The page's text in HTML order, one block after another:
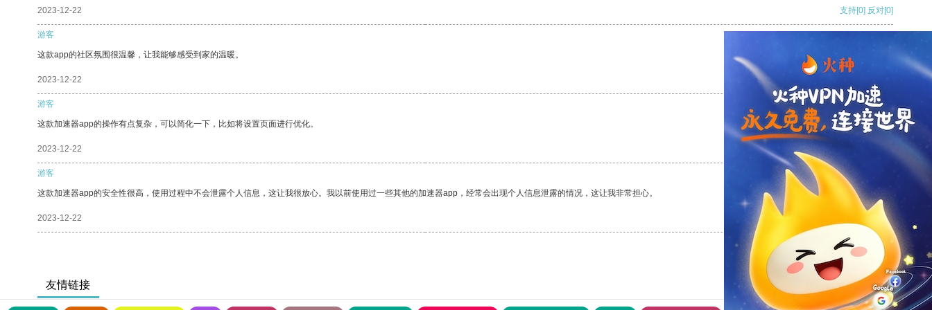
2023-12-22 支持[0] 反对[0]
游客
这款app的社区氛围很温馨，让我能够感受到家的温暖。
2023-12-22
游客
这款加速器app的操作有点复杂，可以简化一下，比如将设置页面进行优化。
2023-12-22 反对
游客
这款加速器app的安全性很高，使用过程中不会泄露个人信息，这让我很放心。我以前使用过一些其他的加速器app，经常会出现个人信息泄露的情况，这让我非常担心。
2023-12-22 反对[0]
友情链接